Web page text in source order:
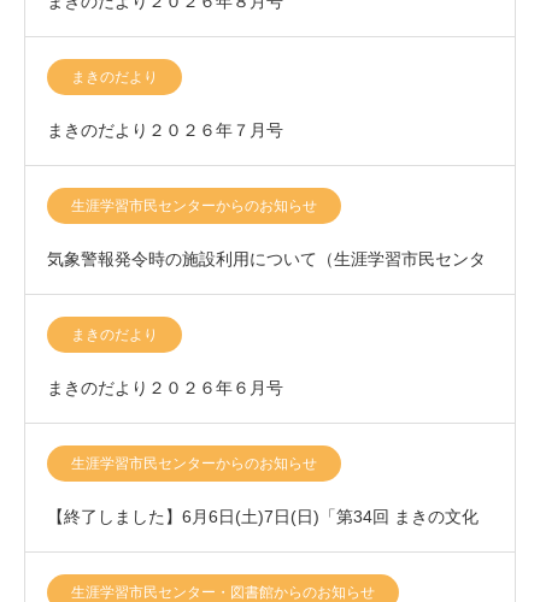
まきのだより
まきのだより２０２６年７月号
生涯学習市民センターからのお知らせ
気象警報発令時の施設利用について（生涯学習市民センタ
ー）まきのだより
まきのだより２０２６年６月号
生涯学習市民センターからのお知らせ
【終了しました】6月6日(土)7日(日)「第34回 まきの文化
祭」開催いたします！
生涯学習市民センター・図書館からのお知らせ